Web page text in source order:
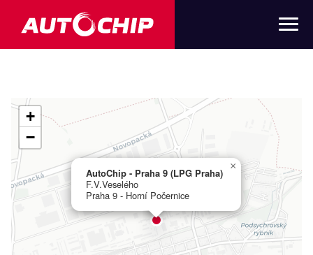
AutoChip - Praha 9 (LPG Praha)
F.V.Veselého
Praha 9 - Horní Počernice
×
+
−